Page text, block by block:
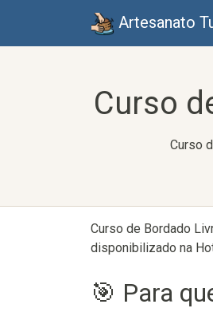
Artesanato
Curso
Curso
Curso de Bordado
disponibilizado na
🎯 Para